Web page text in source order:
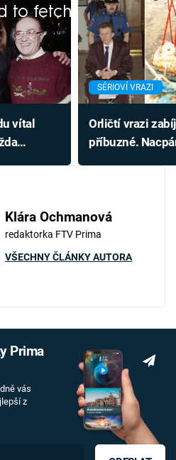
to fetch
SÉRIOVÍ VRAZI
Orličtí vrazi
příbuzné.
Klára Ochmanová
redaktorka FTV Prima
VŠECHNY ČLÁNKY AUTORA
Prima
vás
z